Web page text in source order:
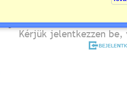
Új hozzászólás:
Kérjük jelentkezzen be,